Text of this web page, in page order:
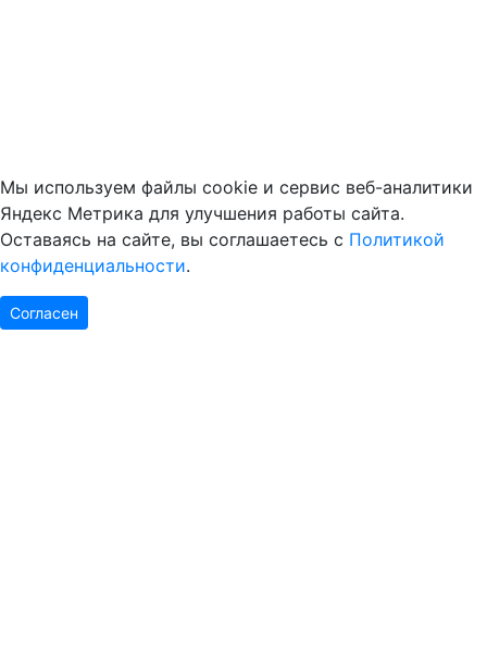
Мы используем файлы cookie и сервис веб-аналитики
Яндекс Метрика для улучшения работы сайта.
Оставаясь на сайте, вы соглашаетесь с Политикой
конфиденциальности.
Согласен